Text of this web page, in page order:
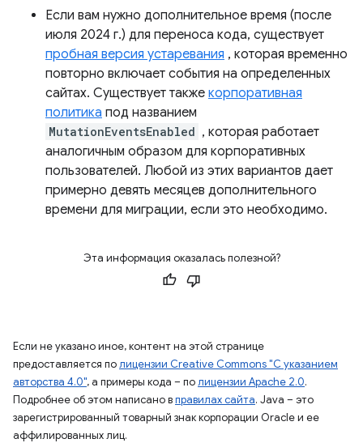
Если вам нужно дополнительное время (после
июля 2024 г.) для переноса кода, существует
пробная версия устаревания , которая временно
повторно включает события на определенных
сайтах. Существует также корпоративная
политика под названием
MutationEventsEnabled , которая работает
аналогичным образом для корпоративных
пользователей. Любой из этих вариантов дает
примерно девять месяцев дополнительного
времени для миграции, если это необходимо.
Эта информация оказалась полезной?
Если не указано иное, контент на этой странице
предоставляется полицензии Creative Commons "С указанием
авторства 4.0", а примеры кода – полицензии Apache 2.0.
Подробнее об этом написано вправилах сайта. Java – это
зарегистрированный товарный знак корпорации Oracle и ее
аффилированных лиц.